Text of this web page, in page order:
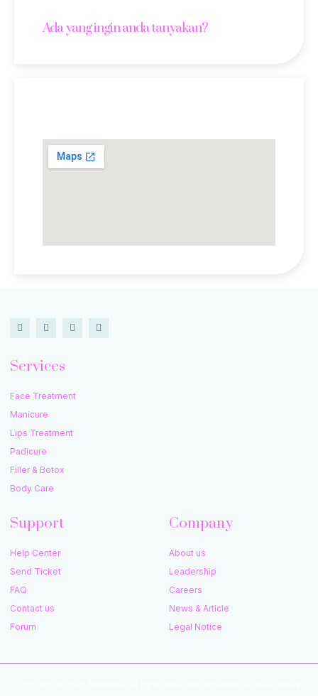
Ada yang ingin anda tanyakan?
Services
Face Treatment
Manicure
Lips Treatment
Padicure
Filler & Botox
Body Care
Support
Help Center
Send Ticket
FAQ
Contact us
Forum
Company
About us
Leadership
Careers
News & Article
Legal Notice